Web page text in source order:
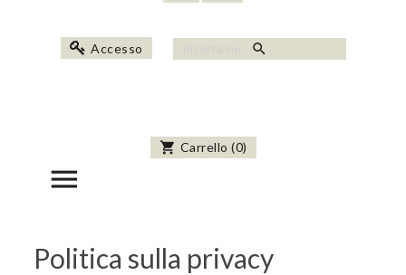
Accesso search
Carrello (0)
shopping_cart
menu
Politica sulla privacy